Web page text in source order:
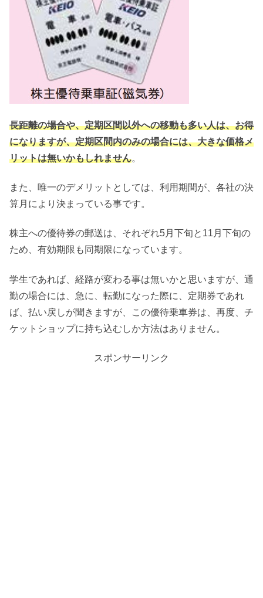
長距離の場合や、定期区間以外への移動も多い人は、お得
になりますが、定期区間内のみの場合には、大きな価格メ
リットは無いかもしれません。
また、唯一のデメリットとしては、利用期間が、各社の決
算月により決まっている事です。
株主への優待券の郵送は、それぞれ5月下旬と11月下旬の
ため、有効期限も同期限になっています。
学生であれば、経路が変わる事は無いかと思いますが、通
勤の場合には、急に、転勤になった際に、定期券であれ
ば、払い戻しが聞きますが、この優待乗車券は、再度、チ
ケットショップに持ち込むしか方法はありません。
スポンサーリンク